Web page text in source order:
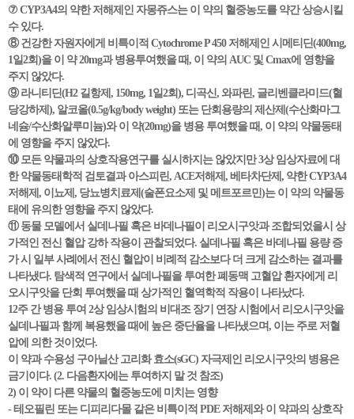
⑦ CYP3A4의 약한 저해제인 자몽쥬스는 이 약의 혈중농도를 약간 상승시킬
수 있다.
⑧ 건강한 자원자에게 비특이적 Cytochrome P 450 저해제인 시메티딘(400mg,
1일2회)을 이 약 20mg과 병용투여했을 때, 이 약의 AUC 및 Cmax에 영향을
주지 않았다.
⑨ 라니티딘(H2 길항제, 150mg, 1일2회), 디곡신, 와파린, 글리벤클라미드(혈
당강하제), 알코올(0.5g/kg/body weight) 또는 단회용량의 제산제(수산화마그
네슘/수산화알루미늄)와 이 약(20mg)을 병용 투여했을 때, 이 약의 약물동태
에 영향을 주지 않았다.
⑩ 모든 약물과의 상호작용연구를 실시하지는 않았지만 3상 임상자료에 대
한 약물동태학적 검토결과 아스피린, ACE저해제, 베타차단제, 약한 CYP3A4
저해제, 이뇨제, 당뇨병치료제(술폰요소제 및 메트포르민)는 이 약의 약물동
태에 유의한 영향을 주지 않았다.
⑪ 동물 모델에서 실데나필 혹은 바데나필이 리오시구앗과 조합되었을시 상
가적인 전신 혈압 강하 작용이 관찰되었다. 실데나필 혹은 바데나필 용량 증
가 시 일부 사례에서 전신 혈압이 비례적 감소보다 더 크게 감소하는 결과를
나타냈다. 탐색적 연구에서 실데나필을 투여한 폐동맥 고혈압 환자에게 리
오시구앗을 단회 투여했을 때 상가적인 혈역학적 작용이 나타났다.
12주 간 병용 투여 2상 임상시험의 비대조 장기 연장 시험에서 리오시구앗을
실데나필과 함께 복용했을 때에 높은 중단율을 나타냈으며, 이는 주로 저혈
압에 의한 것이었다.
이 약과 수용성 구아닐산 고리화 효소(sGC) 자극제인 리오시구앗의 병용은
금기이다. (2. 다음환자에는 투여하지 말 것 참조)
2) 이 약이 다른 약물의 혈중농도에 미치는 영향
- 테오필린 또는 디피리다몰 같은 비특이적 PDE 저해제와 이 약과의 상호작